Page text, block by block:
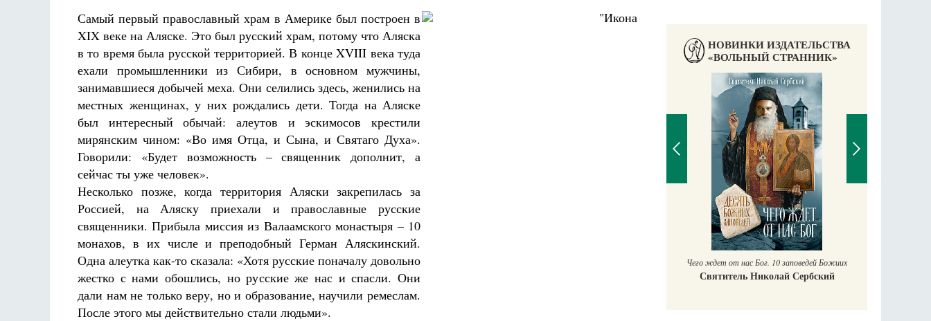
Самый первый православный храм в Америке был построен в
XIX веке на Аляске. Это был русский храм, потому что Аляска
в то время была русской территорией. В конце XVIII века туда
ехали промышленники из Сибири, в основном мужчины,
занимавшиеся добычей меха. Они селились здесь, женились на
местных женщинах, у них рождались дети. Тогда на Аляске
был интересный обычай: алеутов и эскимосов крестили
мирянским чином: «Во имя Отца, и Сына, и Святаго Духа».
Говорили: «Будет возможность – священник дополнит, а
сейчас ты уже человек».
Несколько позже, когда территория Аляски закрепилась за
Россией, на Аляску приехали и православные русские
священники. Прибыла миссия из Валаамского монастыря – 10
монахов, в их числе и преподобный Герман Аляскинский.
Одна алеутка как-то сказала: «Хотя русские поначалу довольно
жестко с нами обошлись, но русские же нас и спасли. Они
дали нам не только веру, но и образование, научили ремеслам.
После этого мы действительно стали людьми».
НОВИНКИ ИЗДАТЕЛЬСТВА
«ВОЛЬНЫЙ СТРАННИК»
Разлуки не будет
Фредерика де Грааф Как найти своё место в жизни
Кирилл Мурышев
Чего ждет от нас Бог. 10 заповедей Божиих
Святитель Николай Сербский